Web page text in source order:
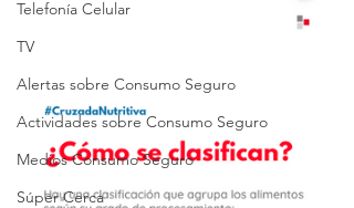
Telefonía Celular
TV
Alertas sobre Consumo Seguro
Actividades sobre Consumo Seguro
Medios Consumo Seguro
Súper Cerca